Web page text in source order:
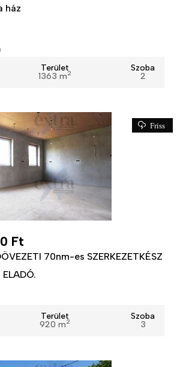
ház
Terület
1363 m2
Szoba
2
Friss
Ft
70nm-es SZERKEZETKÉSZ
Terület
920 m2
Szoba
3